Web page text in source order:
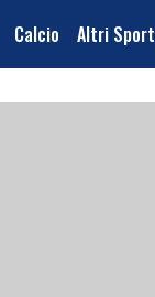
Calcio Altri Sport